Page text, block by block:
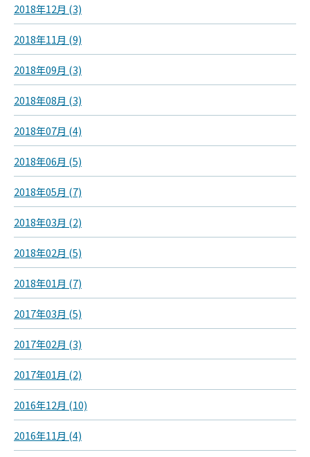
2018年12月 (3)
2018年11月 (9)
2018年09月 (3)
2018年08月 (3)
2018年07月 (4)
2018年06月 (5)
2018年05月 (7)
2018年03月 (2)
2018年02月 (5)
2018年01月 (7)
2017年03月 (5)
2017年02月 (3)
2017年01月 (2)
2016年12月 (10)
2016年11月 (4)